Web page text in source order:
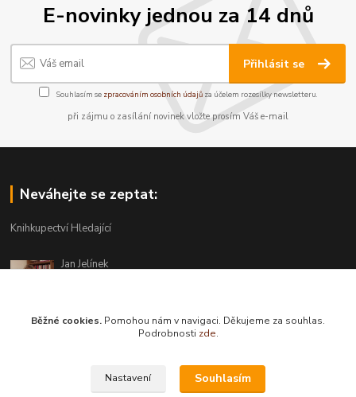
E-novinky jednou za 14 dnů
Přihlásit se
Souhlasím se zpracováním osobních údajůza účelem rozesílky newsletteru.
při zájmu o zasílání novinek vložte prosím Váš e-mail
Neváhejte se zeptat:
Knihkupectví Hledající
Jan Jelínek
info@hledajici.cz
Běžné cookies. Pomohou nám v navigaci. Děkujeme za souhlas.
Podrobnosti zde.
Nastavení Souhlasím